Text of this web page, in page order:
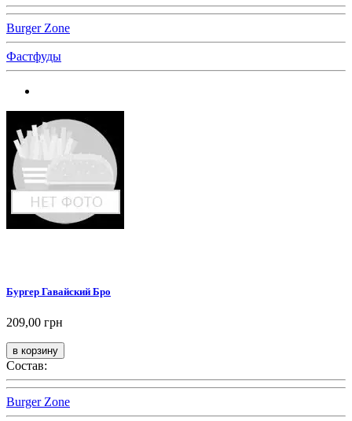
Burger Zone
Фастфуды
Бургер Гавайский Бро
209,00 грн
Состав:
Burger Zone